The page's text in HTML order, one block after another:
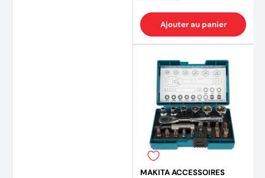
Ajouter au panier
MAKITA ACCESSOIRES